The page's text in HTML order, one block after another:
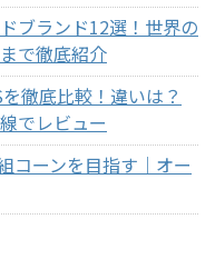
ブランド12選！世界の
で徹底紹介
徹底比較！違いは？
でレビュー
コーンを目指す｜オー